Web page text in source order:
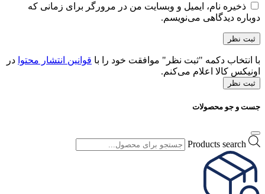
ذخیره نام، ایمیل و وبسایت من در مرورگر برای زمانی که
دوباره دیدگاهی می‌نویسم.
با انتخاب دکمه "ثبت نظر" موافقت خود را با قوانین انتشار محتوا در
اونیکس کالا اعلام می‌کنم.
ثبت نظر
جست و جو محصولات
Products search